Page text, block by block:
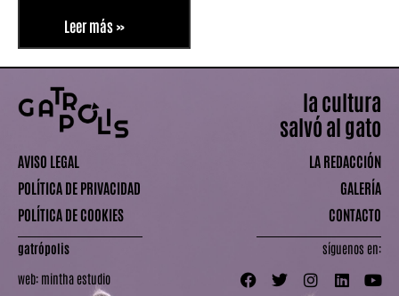
Leer más »
AVISO LEGAL
POLÍTICA DE PRIVACIDAD
POLÍTICA DE COOKIES
gatrópolis
web: mintha estudio
la cultura
salvó al gato
LA REDACCIÓN
GALERÍA
CONTACTO
síguenos en: